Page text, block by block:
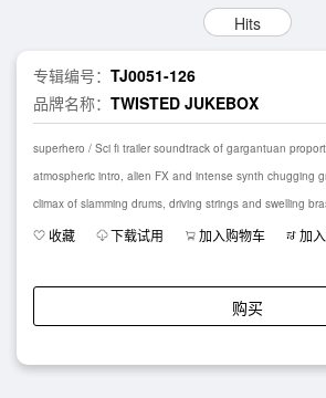
Hits
专辑编号： TJ0051-126
品牌名称： TWISTED JUKEBOX
superhero / Sci fi trailer soundtrack of gargantuan
atmospheric intro, alien FX and intense synth chugging
climax of slamming drums, driving strings and swelling
收藏 下载试用 加入购物车 加
购买